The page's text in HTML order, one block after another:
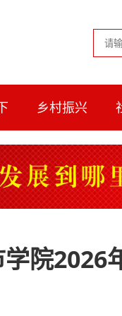
乡村振兴
院2026